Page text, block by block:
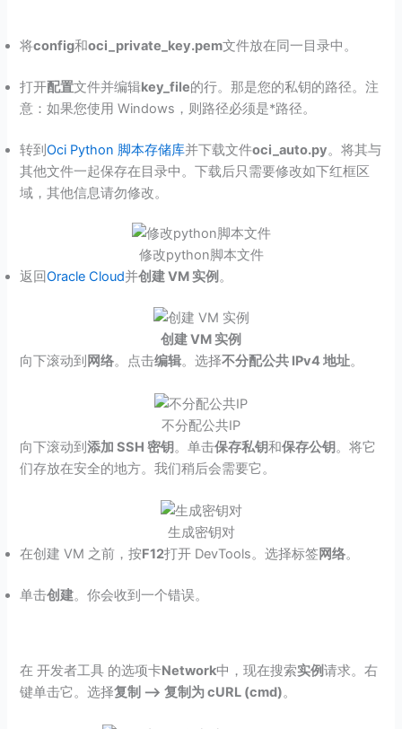
将config和oci_private_key.pem文件放在同一目录中。
打开配置文件并编辑key_file的行。那是您的私钥的路径。注
意：如果您使用 Windows，则路径必须是*路径。
转到Oci Python 脚本存储库并下载文件oci_auto.py。将其与
其他文件一起保存在目录中。下载后只需要修改如下红框区
域，其他信息请勿修改。
修改python脚本文件
返回Oracle Cloud并创建 VM 实例 。
创建 VM 实例
向下滚动到 网络。点击编辑。选择不分配公共 IPv4 地址。
不分配公共IP
向下滚动到添加 SSH 密钥。单击保存私钥和保存公钥。将它
们存放在安全的地方。我们稍后会需要它。
生成密钥对
在创建 VM 之前，按F12打开 DevTools。选择标签网络。
单击创建。你会收到一个错误。
在 开发者工具 的选项卡Network中，现在搜索实例请求。右
键单击它。选择复制 –> 复制为 cURL (cmd)。